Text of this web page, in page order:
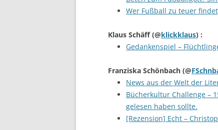
Wer Fußball zu teuer
Klaus Schäff(@klickklaus) :
Gedankenspiel –
Franziska Schönbach (@
News aus der Welt der
Bücherkultur Challenge –
gelesen haben sollte.
[Rezension] Echt –